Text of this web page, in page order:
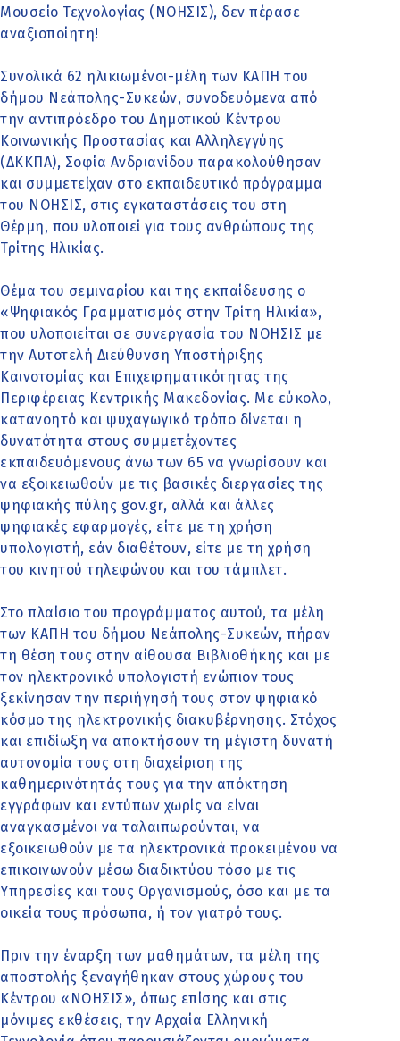
Μουσείο Τεχνολογίας (ΝΟΗΣΙΣ), δεν πέρασε
αναξιοποίητη!
Συνολικά 62 ηλικιωμένοι-μέλη των ΚΑΠΗ του
δήμου Νεάπολης-Συκεών, συνοδευόμενα από
την αντιπρόεδρο του Δημοτικού Κέντρου
Κοινωνικής Προστασίας και Αλληλεγγύης
(ΔΚΚΠΑ), Σοφία Ανδριανίδου παρακολούθησαν
και συμμετείχαν στο εκπαιδευτικό πρόγραμμα
του ΝΟΗΣΙΣ, στις εγκαταστάσεις του στη
Θέρμη, που υλοποιεί για τους ανθρώπους της
Τρίτης Ηλικίας.
Θέμα του σεμιναρίου και της εκπαίδευσης ο
«Ψηφιακός Γραμματισμός στην Τρίτη Ηλικία»,
που υλοποιείται σε συνεργασία του ΝΟΗΣΙΣ με
την Αυτοτελή Διεύθυνση Υποστήριξης
Καινοτομίας και Επιχειρηματικότητας της
Περιφέρειας Κεντρικής Μακεδονίας. Με εύκολο,
κατανοητό και ψυχαγωγικό τρόπο δίνεται η
δυνατότητα στους συμμετέχοντες
εκπαιδευόμενους άνω των 65 να γνωρίσουν και
να εξοικειωθούν με τις βασικές διεργασίες της
ψηφιακής πύλης gov.gr, αλλά και άλλες
ψηφιακές εφαρμογές, είτε με τη χρήση
υπολογιστή, εάν διαθέτουν, είτε με τη χρήση
του κινητού τηλεφώνου και του τάμπλετ.
Στο πλαίσιο του προγράμματος αυτού, τα μέλη
των ΚΑΠΗ του δήμου Νεάπολης-Συκεών, πήραν
τη θέση τους στην αίθουσα Βιβλιοθήκης και με
τον ηλεκτρονικό υπολογιστή ενώπιον τους
ξεκίνησαν την περιήγησή τους στον ψηφιακό
κόσμο της ηλεκτρονικής διακυβέρνησης. Στόχος
και επιδίωξη να αποκτήσουν τη μέγιστη δυνατή
αυτονομία τους στη διαχείριση της
καθημερινότητάς τους για την απόκτηση
εγγράφων και εντύπων χωρίς να είναι
αναγκασμένοι να ταλαιπωρούνται, να
εξοικειωθούν με τα ηλεκτρονικά προκειμένου να
επικοινωνούν μέσω διαδικτύου τόσο με τις
Υπηρεσίες και τους Οργανισμούς, όσο και με τα
οικεία τους πρόσωπα, ή τον γιατρό τους.
Πριν την έναρξη των μαθημάτων, τα μέλη της
αποστολής ξεναγήθηκαν στους χώρους του
Κέντρου «ΝΟΗΣΙΣ», όπως επίσης και στις
μόνιμες εκθέσεις, την Αρχαία Ελληνική